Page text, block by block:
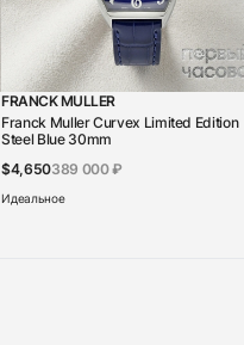
FRANCK MULLER
Franck Muller Curvex Limited Edition
Steel Blue 30mm
$4,650389 000 ₽
Идеальное